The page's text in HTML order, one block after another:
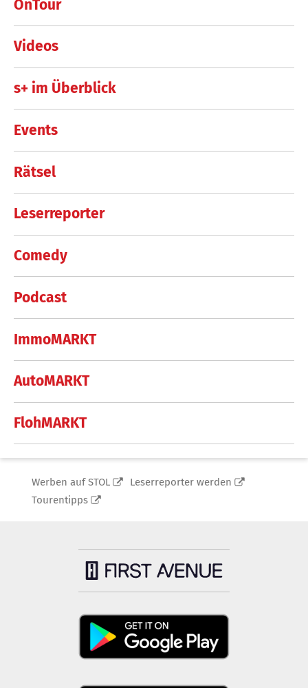
OnTour
Videos
s+ im Überblick
Events
Rätsel
Leserreporter
Comedy
Podcast
ImmoMARKT
AutoMARKT
FlohMARKT
Werben auf STOL
Leserreporter werden
Tourentipps